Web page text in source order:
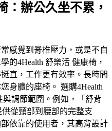
：辦公久坐不累，
感覺到脊椎壓力，或是不自
的4Health 舒樂活 健康椅，
直，工作更有效率。長時間
身體的座椅。 選購4Health
調節範圍。例如，「舒背
從頸部到腰部的完整支
依靠的使用者，其高背設計